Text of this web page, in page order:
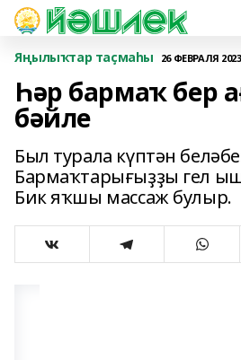
Яңылыҡтар таҫмаһы 26 ФЕВРАЛЯ
Һәр бармаҡ бер
бәйле
Был турала күптән
Бармаҡтарығыҙҙы гел
Бик яҡшы массаж булыр.